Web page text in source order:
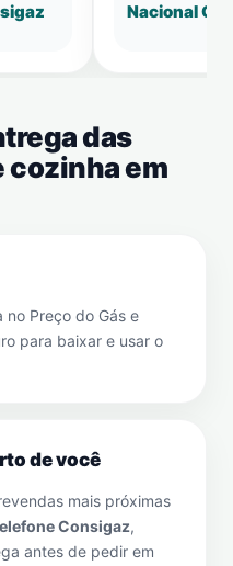
Nacional Gás
das
cozinha em
no Preço do Gás e
para baixar e usar o
de você
mais próximas
Consigaz,
antes de pedir em